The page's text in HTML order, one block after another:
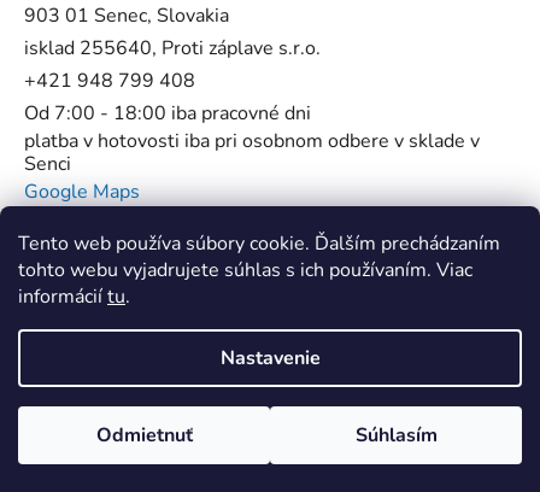
Tento web používa súbory cookie. Ďalším prechádzaním
tohto webu vyjadrujete súhlas s ich používaním. Viac
informáciítu.
Nastavenie
Odmietnuť Súhlasím
903 01 Senec, Slovakia
isklad 255640, Proti záplave s.r.o.
+421 948 799 408
Od 7:00 - 18:00 iba pracovné dni
platba v hotovosti iba pri osobnom odbere v sklade v
Senci
Google Maps
Flowstop - Proti povodňové bariéry //
SUP Star Pump - Špecialista na pumpy
Vytvoril Shoptet
Copyright 2026
. Všetky práva
vyhradené.